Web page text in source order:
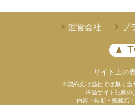
運営会社 プ
▲
サイト上の
※契約先は当社では無く当
※当サイト記載の
内容・時期・掲載店